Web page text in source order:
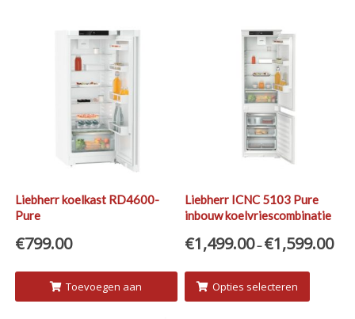
Liebherr koelkast RD4600-
Pure
€799.00
Toevoegen aan
Liebherr ICNC 5103 Pure
inbouw koelvriescombinatie
€1,499.00–€1,599.00
Opties selecteren